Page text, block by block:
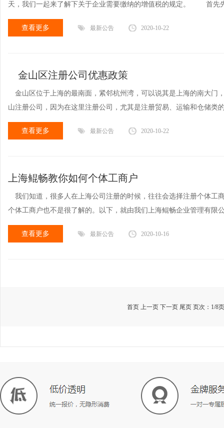
天，我们一起来了解下关于企业需要缴纳的增值税的规定。 首先
查看更多 最新公告 2020-10-22
金山区注册公司优惠政策
金山区位于上海的最南面，紧邻杭州湾，可以说其是上海的南大门
山注册公司，因为在这里注册公司，尤其是注册贸易、运输和仓储类
查看更多 最新公告 2020-10-22
上海鲲畅教你如何个体工商户
我们知道，很多人在上海公司注册的时候，往往会选择注册个体工
个体工商户也不是很了解的。以下，就由我们上海鲲畅企业管理有限
查看更多 最新公告 2020-10-16
首页 上一页 下一页 尾页页次：1/8